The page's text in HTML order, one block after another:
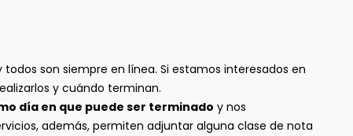
son siempre en línea. Si estamos interesados en
y cuándo terminan.
día en que puede ser terminado y nos
además, permiten adjuntar alguna clase de nota